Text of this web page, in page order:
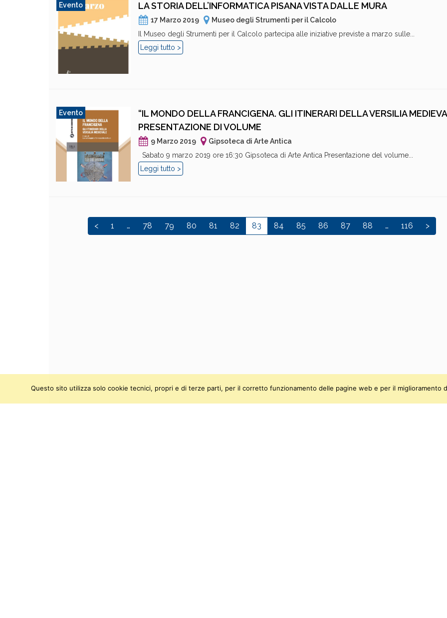
Evento LA STORIA DELL’INFORMATICA PISANA VISTA DALLE MURA
17 Marzo 2019
Museo degli Strumenti per il Calcolo
Il Museo degli Strumenti per il Calcolo partecipa alle iniziative previste a marzo sulle...
Leggi tutto >
Evento
“IL MONDO DELLA FRANCIGENA. GLI ITINERARI DELLA VERSILIA
PRESENTAZIONE DI VOLUME
9 Marzo 2019
Gipsoteca di Arte Antica
Sabato 9 marzo 2019 ore 16:30 Gipsoteca di Arte Antica Presentazione del volume...
Leggi tutto >
< 1 … 78 79 80 81 82 83 84 85 86 87 88 … 116 >
Questo sito utilizza solo cookie tecnici, propri e di terze parti, per il corretto funzionamento delle pagine web e per il miglioramento